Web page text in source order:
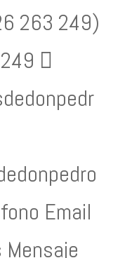
263 249)

Email